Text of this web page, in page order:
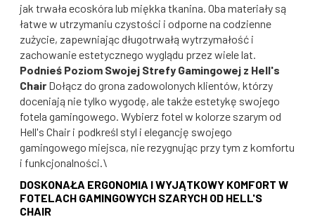
jak trwała ecoskóra lub miękka tkanina. Oba materiały są
łatwe w utrzymaniu czystości i odporne na codzienne
zużycie, zapewniając długotrwałą wytrzymałość i
zachowanie estetycznego wyglądu przez wiele lat.
Podnieś Poziom Swojej Strefy Gamingowej z Hell's
Chair Dołącz do grona zadowolonych klientów, którzy
doceniają nie tylko wygodę, ale także estetykę swojego
fotela gamingowego. Wybierz fotel w kolorze szarym od
Hell's Chair i podkreśl styl i elegancję swojego
gamingowego miejsca, nie rezygnując przy tym z komfortu
i funkcjonalności.\
DOSKONAŁA ERGONOMIA I WYJĄTKOWY KOMFORT W
FOTELACH GAMINGOWYCH SZARYCH OD HELL'S
CHAIR